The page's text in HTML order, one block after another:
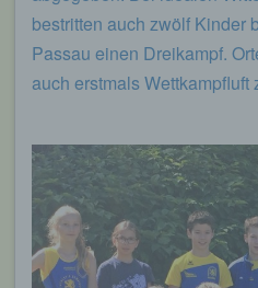
bestritten auch zwölf Kinder
Passau einen Dreikampf.
auch erstmals Wettkampfluft